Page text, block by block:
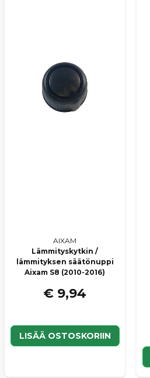
AIXAM
Lämmityskytkin /
lämmityksen säätönuppi
Aixam S8 (2010-2016)
€ 9,94
LISÄÄ OSTOSKORIIN